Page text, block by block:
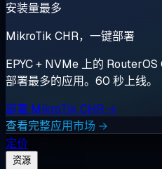
安装量最多
MikroTik CHR，一键部署
EPYC + NVMe 上的
部署最多的应用。60 秒上线。
部署 MikroTik CHR →
查看完整应用市场 →
定价